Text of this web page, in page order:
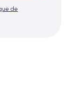
de